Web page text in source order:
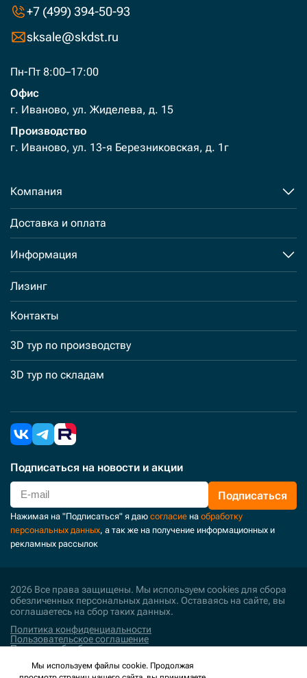
+7 (499) 394-50-93
sksale@skdst.ru
Пн-Пт 8:00–17:00
Офис
г. Иваново, ул. Жиделева, д. 15
Производство
г. Иваново, ул. 13-я Березниковская, д. 1г
Компания
Доставка и оплата
Информация
Лизинг
Контакты
3D тур по производству
3D тур по складам
Подписаться на новости и акции
Подписаться
Нажимая на "Подписаться" я даю согласие на обработку
персональных данных, а так же на получение информационных и
рекламных рассылок
2026 Все права защищены. Мы используем cookies для сбора
обезличенных персональных данных. Оставаясь на сайте, вы
соглашаетесь на сбор таких данных.
Политика конфиденциальности
Пользовательское соглашение
Политика обработки персональных данных
Мы используем файлы cookie. Продолжая